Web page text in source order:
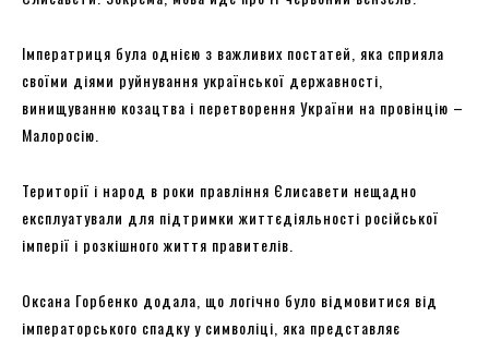
Імператриця була однією з важливих постатей, яка сприяла
своїми діями руйнування української державності,
винищуванню козацтва і перетворення України на провінцію –
Малоросію.
Території і народ в роки правління Єлисавети нещадно
експлуатували для підтримки життєдіяльності російської
імперії і розкішного життя правителів.
Оксана Горбенко додала, що логічно було відмовитися від
імператорського спадку у символіці, яка представляє